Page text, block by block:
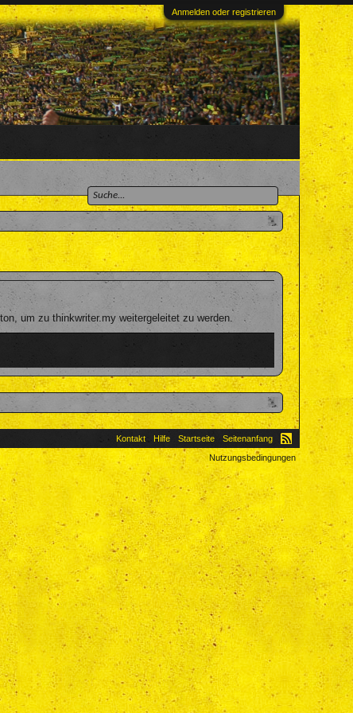
Anmelden oder registrieren
um zu thinkwriter.my weitergeleitet zu werden.
Kontakt Hilfe Startseite
Seitenanfang
Nutzungsbedingungen